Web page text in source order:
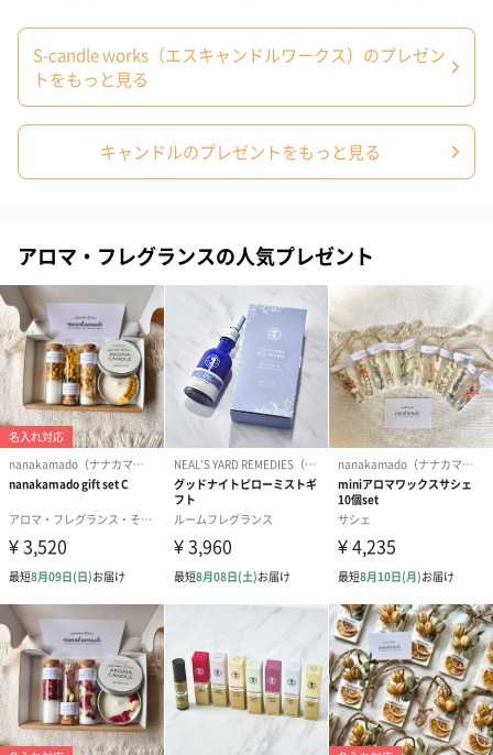
商品オプション情報
あり（220円）
Happy Birthday（110
円）
For you（110円） Thank you（
S-candle works（エスキャンドルワークス）のプレゼン
トをもっと見る
キャンドルのプレゼントをもっと見る
アロマ・フレグランスの人気プレゼント